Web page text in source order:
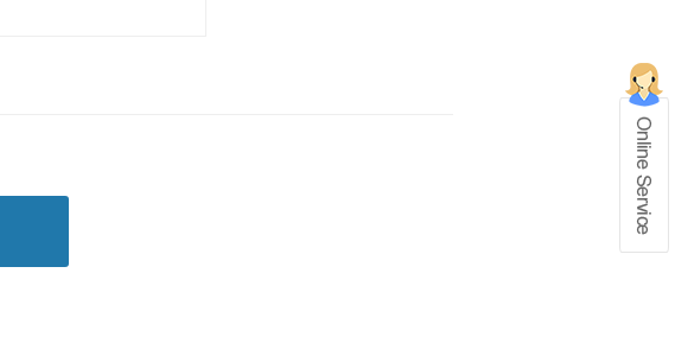
1、info@shochem.com；2